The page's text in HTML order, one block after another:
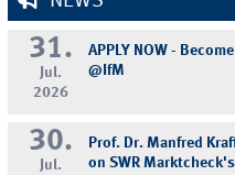
31.
Jul.
2026
APPLY NOW -
@IfM
30.
Jul.
Prof. Dr. Manfred
on SWR